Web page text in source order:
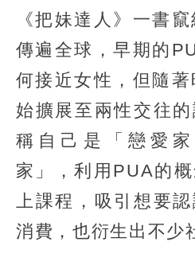
《把妹達人》一書
傳遍全球，早期的
何接近女性，但隨
始擴展至兩性交往
稱自己是「戀愛
家」，利用PUA的
上課程，吸引想要
消費，也衍生出不少